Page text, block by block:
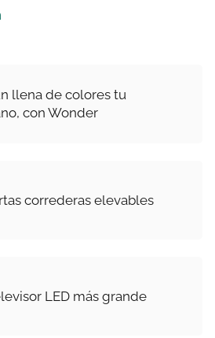
llena de colores tu
con Wonder
correderas elevables
LED más grande